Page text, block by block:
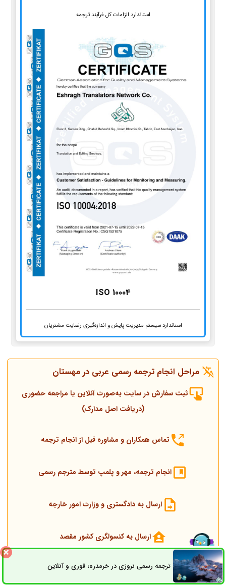
استاندارد الزامات کل فرآیند ترجمه
ISO 10004
استاندارد سیستم مدیریت پایش و اندازه‌گیری رضایت مشتریان
مراحل انجام ترجمه رسمی عربی در مهستان
ثبت سفارش در سایت به‌صورت آنلاین یا مراجعه حضوری
(دریافت اصل مدارک)
تماس همکاران و مشاوره قبل از انجام ترجمه
انجام ترجمه، مهر و پلمپ توسط مترجم رسمی
ارسال به دادگستری و وزارت امور خارجه
ارسال به کنسولگری کشور مقصد
تحویل مدارک اصلی و ترجمه
ترجمه رسمی نروژی در خرمدره؛ فوری و آنلاینثبت سفارش راه های ارتباطی